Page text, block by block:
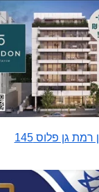
רמת גן פלוס 145